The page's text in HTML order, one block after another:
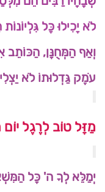
לֹא יָכִילוּ כָּל
וְאַף הַמְּחֻנָּן, הַכּוֹתֵב
עֹמֶק גַּדְלוּתוֹ לֹא
מַזָּל טוֹב לְרֶגֶל
יְמַלֵּא לְךָ ה' כָּל